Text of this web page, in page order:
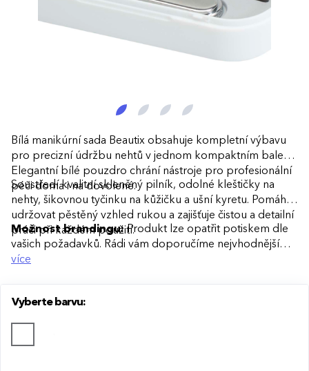
Bílá manikúrní sada Beautix obsahuje kompletní výbavu
pro precizní údržbu nehtů v jednom kompaktním balení.
Elegantní bílé pouzdro chrání nástroje pro profesionální
péči doma i na dovolené.
Soustředí kvalitní skleněný pilník, odolné kleštičky na
nehty, šikovnou tyčinku na kůžičku a ušní kyretu. Pomáhá
udržovat pěstěný vzhled rukou a zajišťuje čistou a detailní
práci při každém použití.
Možnost brandingu:Produkt lze opatřit potiskem dle
vašich požadavků. Rádi vám doporučíme nejvhodnější
technologii potisku s ohledem na design i váš rozpočet.
více
Vyberte barvu: